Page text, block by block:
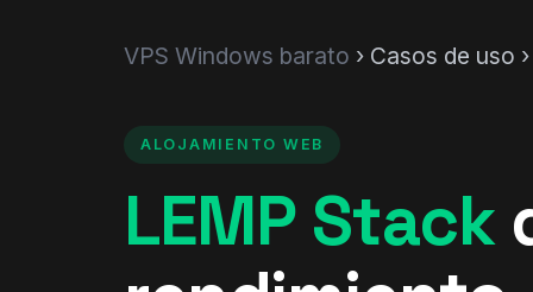
VPS Windows barato › Casos de uso
ALOJAMIENTO WEB
LEMP Stack